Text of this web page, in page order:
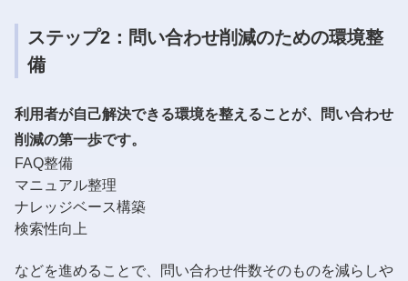
ステップ2：問い合わせ削減のための環境整
備
利用者が自己解決できる環境を整えることが、問い合わせ
削減の第一歩です。
FAQ整備
マニュアル整理
ナレッジベース構築
検索性向上
などを進めることで、問い合わせ件数そのものを減らしや